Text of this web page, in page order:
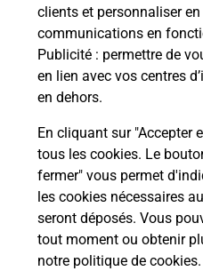
clients et personnaliser
communications en
Publicité : permettre de
en lien avec vos centres
en dehors.
En cliquant sur "Accepter
tous les cookies. Le
fermer" vous permet
les cookies nécessaires
seront déposés. Vous
tout moment ou obtenir
notre politique de cookies.
Puis-je passer mon
avec La Poste et
conditions ?
Localiser Liste Cher